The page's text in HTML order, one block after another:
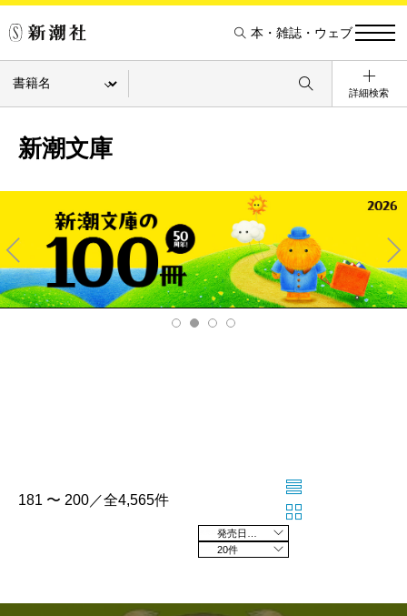
本・雑誌・ウェブ
詳細検索
新潮文庫
Pre
v
Ne
xt
181 〜 200／全4,565件
20件